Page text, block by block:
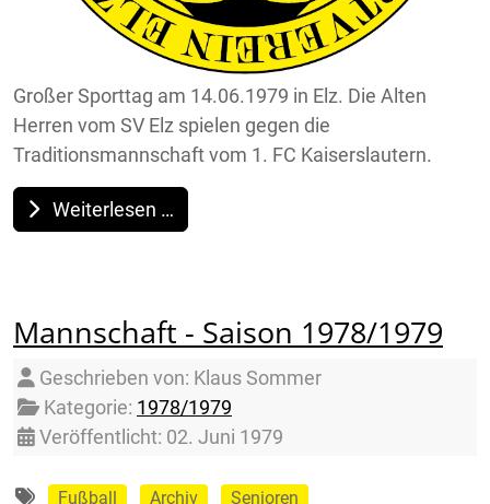
Großer Sporttag am 14.06.1979 in Elz. Die Alten
Herren vom SV Elz spielen gegen die
Traditionsmannschaft vom 1. FC Kaiserslautern.
Weiterlesen …
Mannschaft - Saison 1978/1979
Details
Geschrieben von: Klaus Sommer
Kategorie: 1978/1979
Veröffentlicht: 02. Juni 1979
Fußball Archiv Senioren